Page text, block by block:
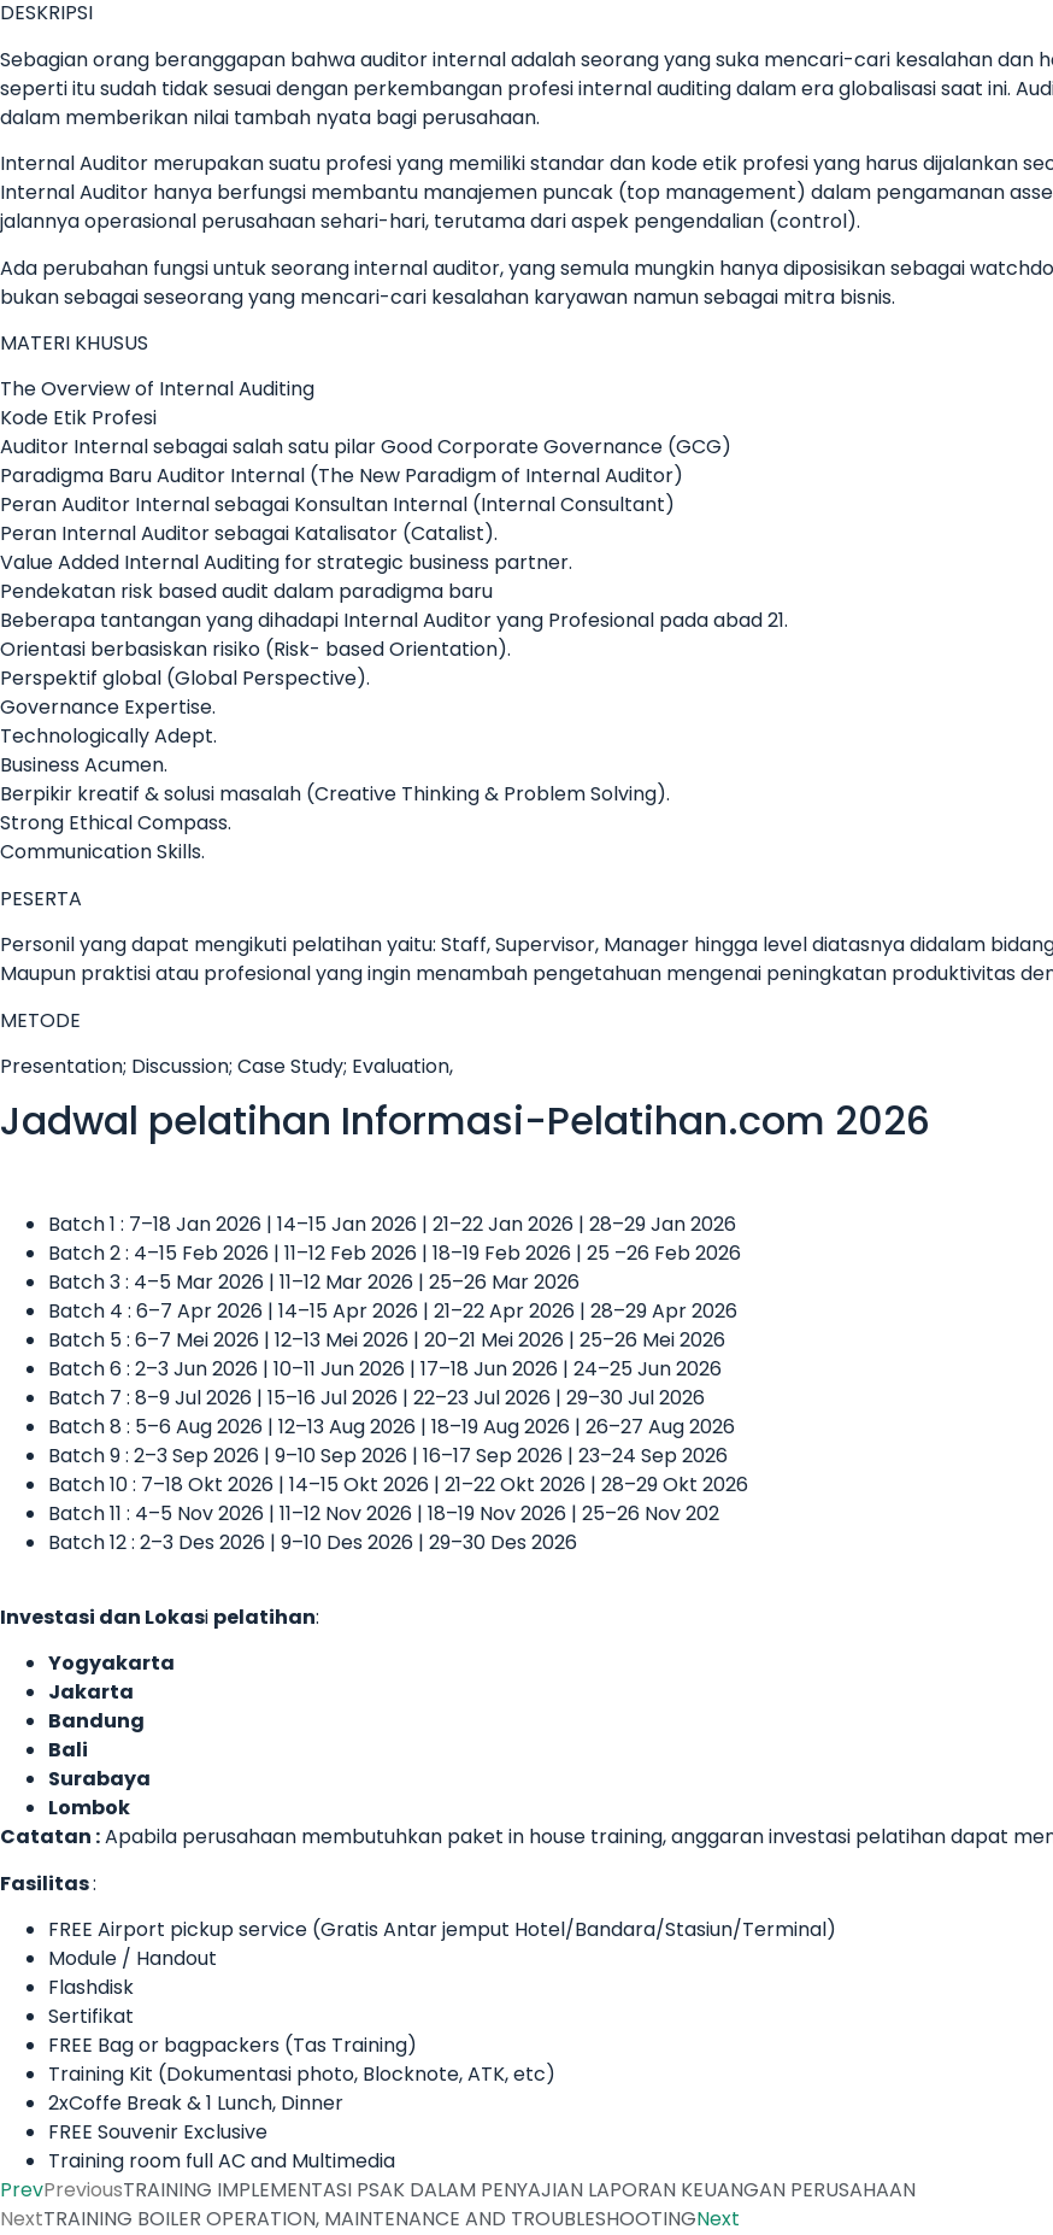
DESKRIPSI
Sebagian orang beranggapan bahwa auditor internal adalah seorang yang suka mencari-cari kesalahan dan
seperti itu sudah tidak sesuai dengan perkembangan profesi internal auditing dalam era globalisasi saat ini.
dalam memberikan nilai tambah nyata bagi perusahaan.
Internal Auditor merupakan suatu profesi yang memiliki standar dan kode etik profesi yang harus dijalankan
Internal Auditor hanya berfungsi membantu manajemen puncak (top management) dalam pengamanan
jalannya operasional perusahaan sehari-hari, terutama dari aspek pengendalian (control).
Ada perubahan fungsi untuk seorang internal auditor, yang semula mungkin hanya diposisikan sebagai
bukan sebagai seseorang yang mencari-cari kesalahan karyawan namun sebagai mitra bisnis.
MATERI KHUSUS
The Overview of Internal Auditing
Kode Etik Profesi
Auditor Internal sebagai salah satu pilar Good Corporate Governance (GCG)
Paradigma Baru Auditor Internal (The New Paradigm of Internal Auditor)
Peran Auditor Internal sebagai Konsultan Internal (Internal Consultant)
Peran Internal Auditor sebagai Katalisator (Catalist).
Value Added Internal Auditing for strategic business partner.
Pendekatan risk based audit dalam paradigma baru
Beberapa tantangan yang dihadapi Internal Auditor yang Profesional pada abad 21.
Orientasi berbasiskan risiko (Risk- based Orientation).
Perspektif global (Global Perspective).
Governance Expertise.
Technologically Adept.
Business Acumen.
Berpikir kreatif & solusi masalah (Creative Thinking & Problem Solving).
Strong Ethical Compass.
Communication Skills.
PESERTA
Personil yang dapat mengikuti pelatihan yaitu: Staff, Supervisor, Manager hingga level diatasnya didalam
Maupun praktisi atau profesional yang ingin menambah pengetahuan mengenai peningkatan produktivitas
METODE
Presentation; Discussion; Case Study; Evaluation,
Jadwal pelatihan Informasi-Pelatihan.com 2026
Batch 1 : 7–18 Jan 2026 | 14–15 Jan 2026 | 21–22 Jan 2026 | 28–29 Jan 2026
Batch 2 : 4–15 Feb 2026 | 11–12 Feb 2026 | 18–19 Feb 2026 | 25 –26 Feb 2026
Batch 3 : 4–5 Mar 2026 | 11–12 Mar 2026 | 25–26 Mar 2026
Batch 4 : 6–7 Apr 2026 | 14–15 Apr 2026 | 21–22 Apr 2026 | 28–29 Apr 2026
Batch 5 : 6–7 Mei 2026 | 12–13 Mei 2026 | 20–21 Mei 2026 | 25–26 Mei 2026
Batch 6 : 2–3 Jun 2026 | 10–11 Jun 2026 | 17–18 Jun 2026 | 24–25 Jun 2026
Batch 7 : 8–9 Jul 2026 | 15–16 Jul 2026 | 22–23 Jul 2026 | 29–30 Jul 2026
Batch 8 : 5–6 Aug 2026 | 12–13 Aug 2026 | 18–19 Aug 2026 | 26–27 Aug 2026
Batch 9 : 2–3 Sep 2026 | 9–10 Sep 2026 | 16–17 Sep 2026 | 23–24 Sep 2026
Batch 10 : 7–18 Okt 2026 | 14–15 Okt 2026 | 21–22 Okt 2026 | 28–29 Okt 2026
Batch 11 : 4–5 Nov 2026 | 11–12 Nov 2026 | 18–19 Nov 2026 | 25–26 Nov 202
Batch 12 : 2–3 Des 2026 | 9–10 Des 2026 | 29–30 Des 2026
Investasi dan Lokasi pelatihan:
Yogyakarta
Jakarta
Bandung
Bali
Surabaya
Lombok
Catatan :Apabila perusahaan membutuhkan paket in house training, anggaran investasi pelatihan dapat
Fasilitas:
FREE Airport pickup service (Gratis Antar jemput Hotel/Bandara/Stasiun/Terminal)
Module / Handout
Flashdisk
Sertifikat
FREE Bag or bagpackers (Tas Training)
Training Kit (Dokumentasi photo, Blocknote, ATK, etc)
2xCoffe Break & 1 Lunch, Dinner
FREE Souvenir Exclusive
Training room full AC and Multimedia
PrevPreviousTRAINING IMPLEMENTASI PSAK DALAM PENYAJIAN LAPORAN KEUANGAN PERUSAHAAN
NextTRAINING BOILER OPERATION, MAINTENANCE AND TROUBLESHOOTINGNext